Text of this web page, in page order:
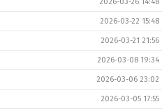
2026-03-22 15:48
2026-03-21 21:56
2026-03-08 19:34
2026-03-06 23:02
2026-03-05 17:55